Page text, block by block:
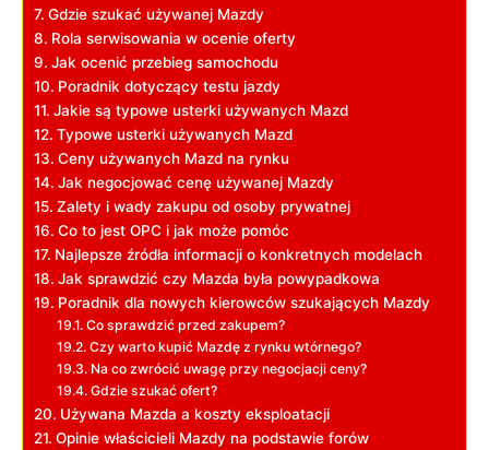
Gdzie szukać używanej Mazdy
Rola serwisowania w ocenie oferty
Jak ocenić przebieg samochodu
Poradnik dotyczący testu jazdy
Jakie są typowe usterki używanych Mazd
Typowe usterki używanych Mazd
Ceny używanych Mazd na rynku
Jak negocjować cenę używanej Mazdy
Zalety i wady zakupu od osoby prywatnej
Co to jest OPC i jak może pomóc
Najlepsze źródła informacji o konkretnych modelach
Jak sprawdzić czy Mazda była powypadkowa
Poradnik dla nowych kierowców szukających Mazdy
Co sprawdzić przed zakupem?
Czy warto kupić Mazdę z rynku wtórnego?
Na co zwrócić uwagę przy negocjacji ceny?
Gdzie szukać ofert?
Używana Mazda a koszty eksploatacji
Opinie właścicieli Mazdy na podstawie forów